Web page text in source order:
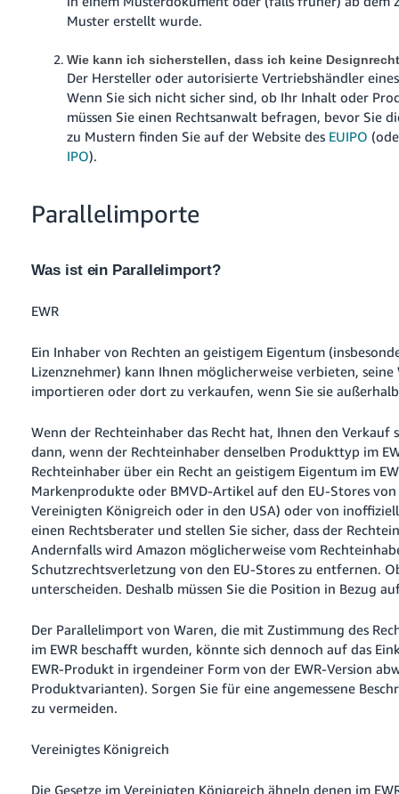
Muster erstellt wurde.
Wie kann ich sicherstellen, dass ich keine
Der Hersteller oder autorisierte Vertriebshändler
Wenn Sie sich nicht sicher sind, ob Ihr Inhalt oder
müssen Sie einen Rechtsanwalt befragen, bevor Sie
zu Mustern finden Sie auf der Website des EUIPO
IPO).
Parallelimporte
Was ist ein Parallelimport?
EWR
Ein Inhaber von Rechten an geistigem Eigentum
Lizenznehmer) kann Ihnen möglicherweise verbieten,
importieren oder dort zu verkaufen, wenn Sie sie außerhalb
Wenn der Rechteinhaber das Recht hat, Ihnen den
dann, wenn der Rechteinhaber denselben Produkttyp im
Rechteinhaber über ein Recht an geistigem Eigentum im
Markenprodukte oder BMVD-Artikel auf den EU-Stores
Vereinigten Königreich oder in den USA) oder von
einen Rechtsberater und stellen Sie sicher, dass der
Andernfalls wird Amazon möglicherweise vom
Schutzrechtsverletzung von den EU-Stores zu entfernen.
unterscheiden. Deshalb müssen Sie die Position in Bezug
Der Parallelimport von Waren, die mit Zustimmung des
im EWR beschafft wurden, könnte sich dennoch auf das
EWR-Produkt in irgendeiner Form von der EWR-Version
Produktvarianten). Sorgen Sie für eine angemessene
zu vermeiden.
Vereinigtes Königreich
Die Gesetze im Vereinigten Königreich ähneln denen im